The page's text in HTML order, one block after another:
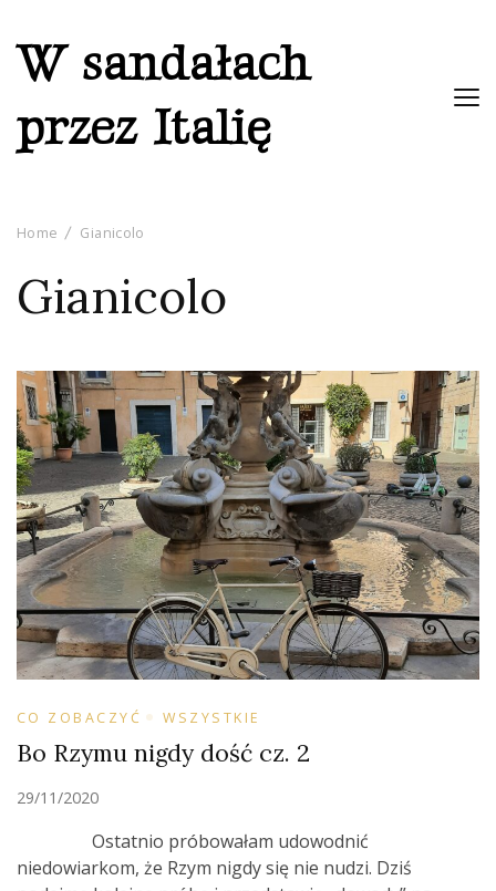
W sandałach
przez Italię
Home Gianicolo
Gianicolo
CO ZOBACZYĆ WSZYSTKIE
Bo Rzymu nigdy dość cz. 2
29/11/2020
Ostatnio próbowałam udowodnić
niedowiarkom, że Rzym nigdy się nie nudzi. Dziś